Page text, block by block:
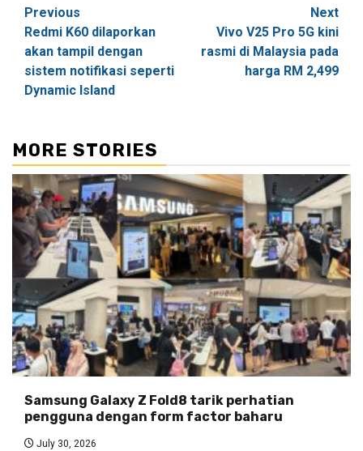
Post
navigation
Previous
Redmi K60 dilaporkan
akan tampil dengan
sistem notifikasi seperti
Dynamic Island
Next
Vivo V25 Pro 5G kini
rasmi di Malaysia pada
harga RM 2,499
MORE STORIES
Samsung Galaxy Z Fold8 tarik perhatian
pengguna dengan form factor baharu
July 30, 2026